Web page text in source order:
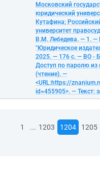
Московский
юридический
Кутафина;
университет
В.М. Лебедева. — 1.
"Юридическое
2025. — 176 с. — ВО -
Доступ по паролю из
(чтение). —
<URL:https://
id=455905>. — Текст:
1 ... 1203 1204 1205